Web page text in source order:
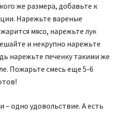
же размера, добавьте к
Нарежьте вареные
мясо, нарежьте лук
и некрупно нарежьте
нарежьте печенку такими же
Пожарьте смесь еще 5-6
– одно удовольствие. А есть